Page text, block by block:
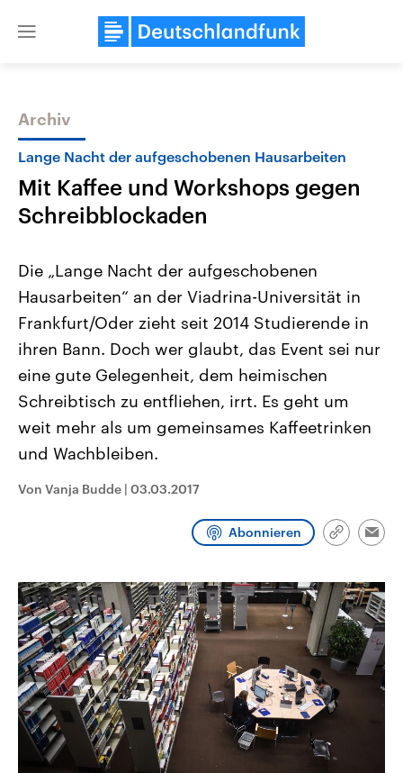
Close
Themen
Landtagswahl Sachsen-Anhalt
2026
Alle Informationen
Sachsen-Anhalt wählt am 6.
September 2026 einen neuen
Landtag. Seit 2021 wird das
Bundesland von einer Koalition aus
Umfragen, Prognosen,
Wahlprogramme, aktuelle Berichte
und Hintergründe zu den Parteien
Wahl.
USA
Aktuelle Beiträge,
Hintergründe
Wirtschaftlich und
gehören die Vereinigten
den mächtigsten Ländern
mit großem Einfluss auf
aktuelle Weltgeschehen.
Sendungen Programm
Archiv
Lange Nacht der aufgeschobenen Hausarbeiten
Mit Kaffee und Workshops gegen
Schreibblockaden
Die „Lange Nacht der aufgeschobenen
Hausarbeiten“ an der Viadrina-Universität in
Frankfurt/Oder zieht seit 2014 Studierende in
ihren Bann. Doch wer glaubt, das Event sei nur
eine gute Gelegenheit, dem heimischen
Schreibtisch zu entfliehen, irrt. Es geht um
weit mehr als um gemeinsames Kaffeetrinken
und Wachbleiben.
Von Vanja Budde | 03.03.2017
Abonnieren
Link